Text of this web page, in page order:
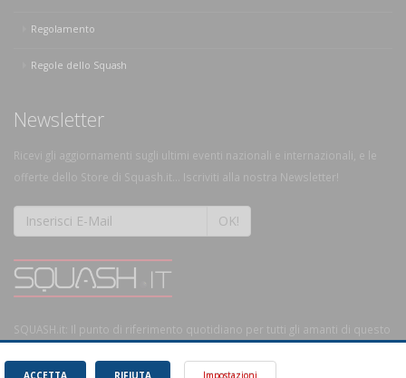
Regolamento
Regole dello Squash
Newsletter
Ricevi gli aggiornamenti sugli ultimi eventi nazionali e internazionali, e le
offerte dello Store di Squash.it... Iscriviti alla nostra Newsletter!
OK!
SQUASH.it: Il punto di riferimento quotidiano per tutti gli amanti di questo
RIFIUTA
ACCETTA Impostazioni